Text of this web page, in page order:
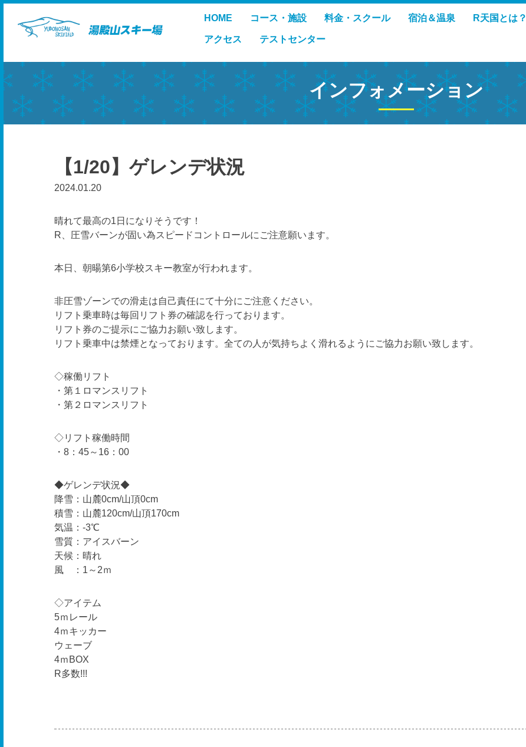
content
HOME コース・施設 料金・スクール 宿泊＆温泉 R天国とは？
アクセス テストセンター
インフォメーション
【1/20】ゲレンデ状況
2024.01.20
晴れて最高の1日になりそうです！
R、圧雪バーンが固い為スピードコントロールにご注意願います。
本日、朝暘第6小学校スキー教室が行われます。
非圧雪ゾーンでの滑走は自己責任にて十分にご注意ください。
リフト乗車時は毎回リフト券の確認を行っております。
リフト券のご提示にご協力お願い致します。
リフト乗車中は禁煙となっております。全ての人が気持ちよく滑れるようにご協力お願い致します。
◇稼働リフト
・第１ロマンスリフト
・第２ロマンスリフト
◇リフト稼働時間
・8：45～16：00
◆ゲレンデ状況◆
降雪：山麓0cm/山頂0cm
積雪：山麓120cm/山頂170cm
気温：-3℃
雪質：アイスバーン
天候：晴れ
風 ：1～2ｍ
◇アイテム
5ｍレール
4ｍキッカー
ウェーブ
4ｍBOX
R多数!!!